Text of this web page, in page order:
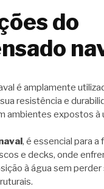
do
é amplamente
resistência e
ambientes expostos à
, é essencial para a
e decks, onde
à água sem perder